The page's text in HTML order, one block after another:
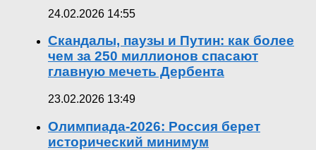
24.02.2026 14:55
Скандалы, паузы и Путин: как более
чем за 250 миллионов спасают
главную мечеть Дербента
23.02.2026 13:49
Олимпиада-2026: Россия берет
исторический минимум